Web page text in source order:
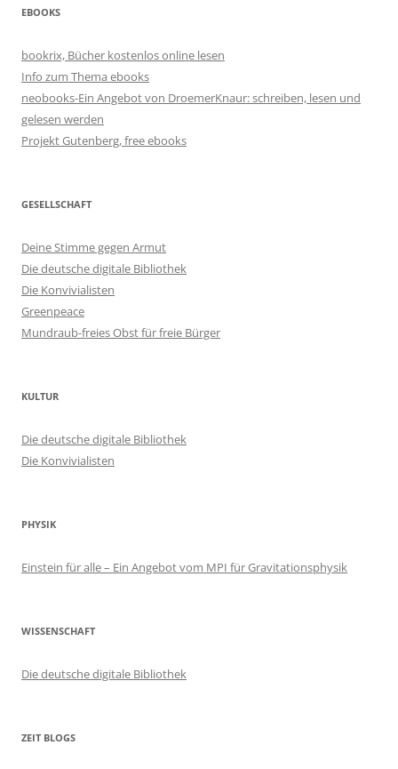
EBOOKS
bookrix, Bücher kostenlos online lesen
Info zum Thema ebooks
neobooks-Ein Angebot von DroemerKnaur: schreiben, lesen und
gelesen werden
Projekt Gutenberg, free ebooks
GESELLSCHAFT
Deine Stimme gegen Armut
Die deutsche digitale Bibliothek
Die Konvivialisten
Greenpeace
Mundraub-freies Obst für freie Bürger
KULTUR
Die deutsche digitale Bibliothek
Die Konvivialisten
PHYSIK
Einstein für alle – Ein Angebot vom MPI für Gravitationsphysik
WISSENSCHAFT
Die deutsche digitale Bibliothek
ZEIT BLOGS